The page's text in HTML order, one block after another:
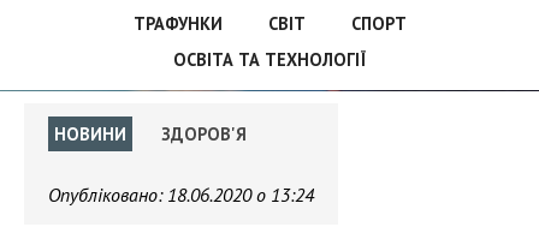
ТРАФУНКИ
СВІТ
СПОРТ
ОСВІТА ТА ТЕХНОЛОГІЇ
НОВИНИ ЗДОРОВ'Я
Опубліковано: 18.06.2020 о 13:24